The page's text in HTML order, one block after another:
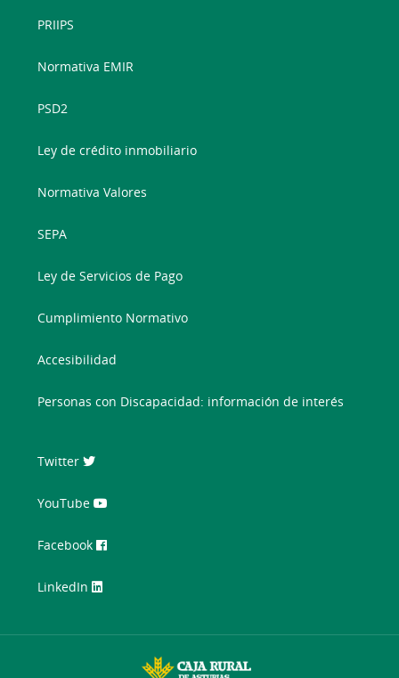
PRIIPS
Normativa EMIR
PSD2
Ley de crédito inmobiliario
Normativa Valores
SEPA
Ley de Servicios de Pago
Cumplimiento Normativo
Accesibilidad
Personas con Discapacidad: información de interés
Twitter
YouTube
Facebook
LinkedIn